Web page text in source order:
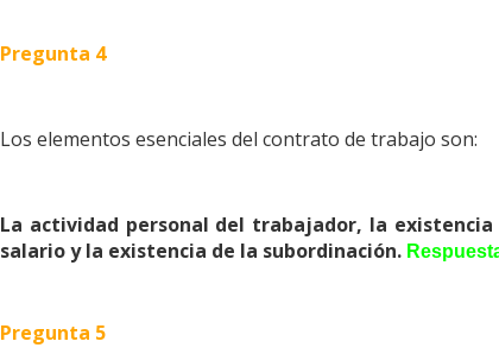
Pregunta 4
Los elementos esenciales del contrato de trabajo son:
La actividad personal del trabajador, la existencia
salario y la existencia de la subordinación.
Pregunta 5